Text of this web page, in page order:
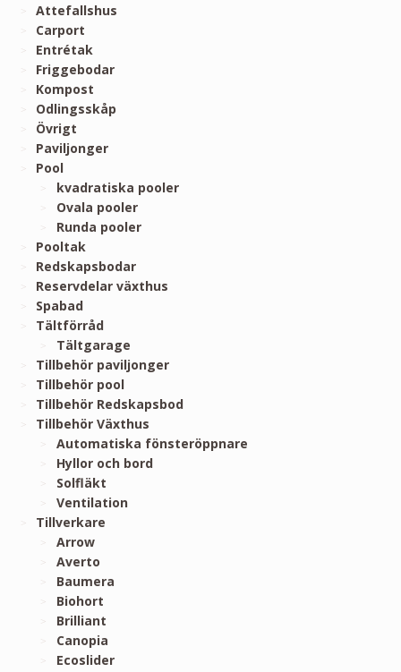
Attefallshus
Carport
Entrétak
Friggebodar
Kompost
Odlingsskåp
Övrigt
Paviljonger
Pool
kvadratiska pooler
Ovala pooler
Runda pooler
Pooltak
Redskapsbodar
Reservdelar växthus
Spabad
Tältförråd
Tältgarage
Tillbehör paviljonger
Tillbehör pool
Tillbehör Redskapsbod
Tillbehör Växthus
Automatiska fönsteröppnare
Hyllor och bord
Solfläkt
Ventilation
Tillverkare
Arrow
Averto
Baumera
Biohort
Brilliant
Canopia
Ecoslider